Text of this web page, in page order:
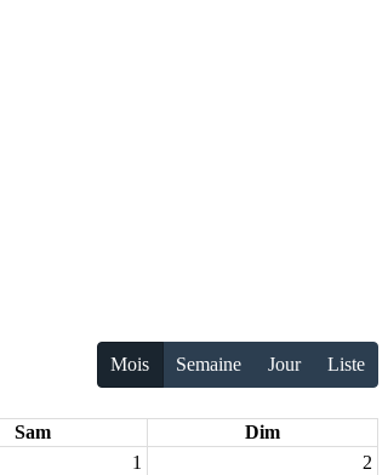
Mois Semaine Jour Liste
Sam
Dim
1 2